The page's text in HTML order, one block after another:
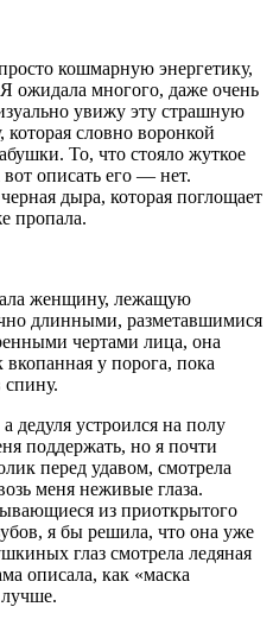
кошмарную энергетику,
ожидала многого, даже очень
увижу эту страшную
словно воронкой
То, что стояло жуткое
описать его — нет.
дыра, которая поглощает
пропала.
женщину, лежащую
длинными, разметавшимися
чертами лица, она
вкопанная у порога, пока
спину.
дедуля устроился на полу
поддержать, но я почти
перед удавом, смотрела
меня неживые глаза.
из приоткрытого
я бы решила, что она уже
глаз смотрела ледяная
описала, как «маска